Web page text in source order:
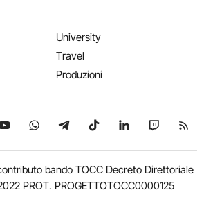
University
Travel
Produzioni
su X su YouTube
Seguici su WhatsApp
Seguici su Telegram
Seguici su TikTok
Seguici su
Seguici
bando TOCC Decreto Direttoriale
PROT. PROGETTOTOCC0000125